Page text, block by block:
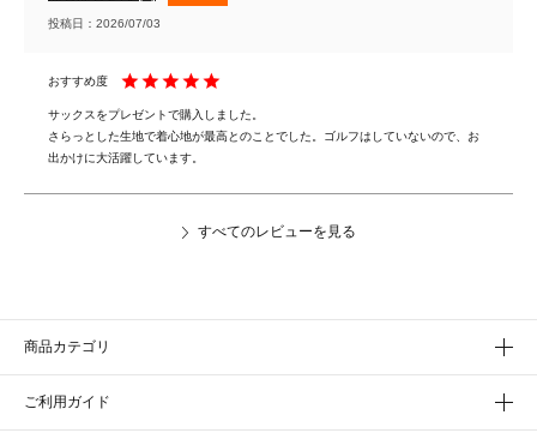
投稿日 2026/07/03
サックスをプレゼントで購入しました。
さらっとした生地で着心地が最高とのことでした。ゴルフはしていないので、お
出かけに大活躍しています。
すべてのレビューを見る
商品カテゴリ
ご利用ガイド